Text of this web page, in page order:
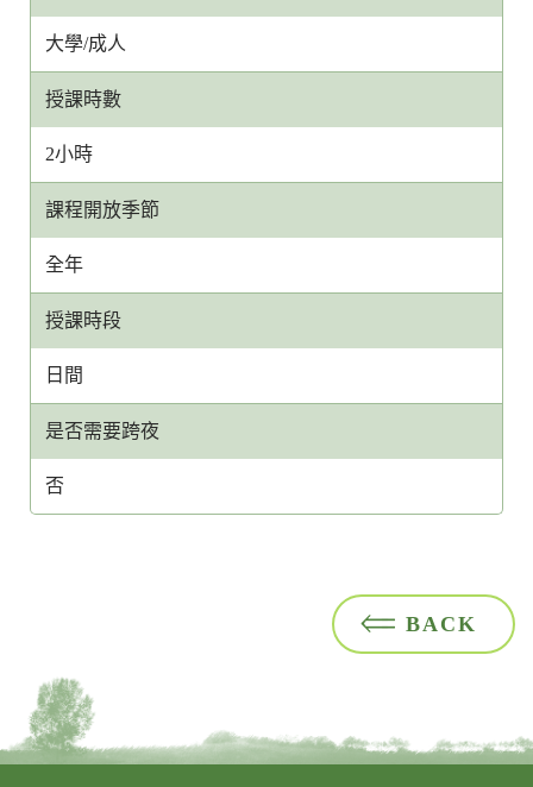
大學/成人
授課時數
2小時
課程開放季節
全年
授課時段
日間
是否需要跨夜
否
BACK